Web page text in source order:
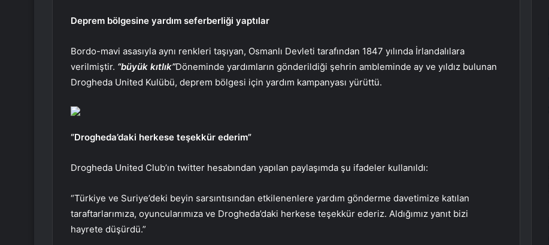
Deprem bölgesine yardım seferberliği yaptılar
Bordo-mavi asasıyla aynı renkleri taşıyan, Osmanlı Devleti tarafından 1847 yılında İrlandalılara
verilmiştir. “büyük kıtlık”Döneminde yardımların gönderildiği şehrin ambleminde ay ve yıldız bulunan
Drogheda United Kulübü, deprem bölgesi için yardım kampanyası yürüttü.
“Drogheda’daki herkese teşekkür ederim”
Drogheda United Club’ın twitter hesabından yapılan paylaşımda şu ifadeler kullanıldı:
“Türkiye ve Suriye’deki beyin sarsıntısından etkilenenlere yardım gönderme davetimize katılan
taraftarlarımıza, oyuncularımıza ve Drogheda’daki herkese teşekkür ederiz. Aldığımız yanıt bizi
hayrete düşürdü.”